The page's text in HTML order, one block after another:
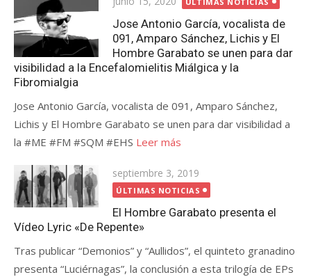
el
Jose Antonio García, vocalista de
091, Amparo Sánchez, Lichis y El
Hombre Garabato se unen para dar
visibilidad a la Encefalomielitis Miálgica y la
Fibromialgia
Jose Antonio García, vocalista de 091, Amparo Sánchez,
Lichis y El Hombre Garabato se unen para dar visibilidad a
la #ME #FM #SQM #EHS Leer más
Publicada
el
septiembre 3, 2019
ÚLTIMAS NOTICIAS
El Hombre Garabato presenta el
Vídeo Lyric «De Repente»
Tras publicar “Demonios” y “Aullidos”, el quinteto granadino
presenta “Luciérnagas”, la conclusión a esta trilogía de EPs